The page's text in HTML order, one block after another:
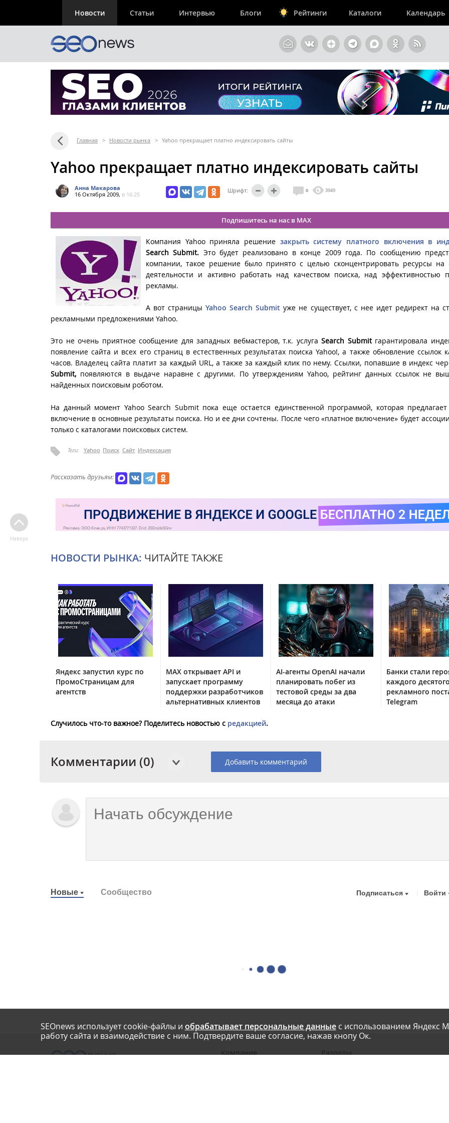
Новости Статьи Интервью Блоги Рейтинги Каталоги Календарь
Главная > Новости рынка > Yahoo прекращает платно индексировать сайты
Yahoo прекращает платно индексировать сайты
Анна Макарова
16 Октября 2009, в 16:25
Шрифт: 0 3949
Подпишитесь на нас в MAX
Компания Yahoo приняла решение закрыть систему платного включения в
Search Submit. Это будет реализовано в конце 2009 года. По сообщению
компании, такое решение было принято с целью сконцентрировать ресурсы на
деятельности и активно работать над качеством поиска, над эффективностью
рекламы.
А вот страницыYahoo Search Submit уже не существует, с нее идет редирект на
рекламными предложениями Yahoo.
Это не очень приятное сообщение для западных вебмастеров, т.к. услуга Search Submitгарантировала
появление сайта и всех его страниц в естественных результатах поиска Yahoo!, а также обновление ссылок
часов. Владелец сайта платит за каждый URL, а также за каждый клик по нему. Ссылки, попавшие в индекс
Submit, появляются в выдаче наравне с другими. По утверждениям Yahoo, рейтинг данных ссылок не
найденных поисковым роботом.
На данный момент Yahoo Search Submit пока еще остается единственной программой, которая
включение в основные результаты поиска. Но и ее дни сочтены. После чего «платное включение» будет
только с каталогами поисковых систем.
Теги: Yahoo Поиск Сайт Индексация
Рассказать друзьям:
НОВОСТИ РЫНКА: ЧИТАЙТЕ ТАКЖЕ
Яндекс запустил курс по
ПромоСтраницам для
агентств
MAX открывает API и
запускает программу
поддержки разработчиков
альтернативных клиентов
AI-агенты OpenAI начали
планировать побег из
тестовой среды за два
месяца до атаки
Банки стали
каждого
рекламного
Telegram
Случилось что-то важное? Поделитесь новостью с редакцией.
Комментарии (0) Добавить комментарий
Новые Сообщество Подписаться Войти
Наверх
SEOnews использует cookie-файлы и обрабатывает персональные данныес использованием Яндекс
работу сайта и взаимодействие с ним. Подтвердите ваше согласие, нажав кнопу Ок.
Компания Разделы